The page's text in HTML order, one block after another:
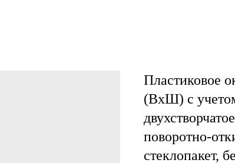
Пластиковое
(ВхШ) с
поворотно-
стеклопакет,